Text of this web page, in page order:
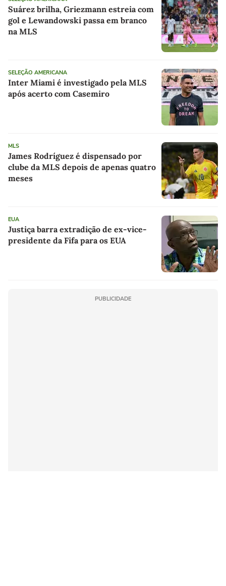
Suárez brilha, Griezmann estreia com
gol e Lewandowski passa em branco
na MLS
SELEÇÃO AMERICANA
Inter Miami é investigado pela MLS
após acerto com Casemiro
MLS
James Rodríguez é dispensado por
clube da MLS depois de apenas quatro
meses
EUA
Justiça barra extradição de ex-vice-
presidente da Fifa para os EUA
PUBLICIDADE